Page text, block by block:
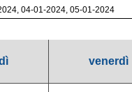
04-01-2024, 05-01-2024
venerdì